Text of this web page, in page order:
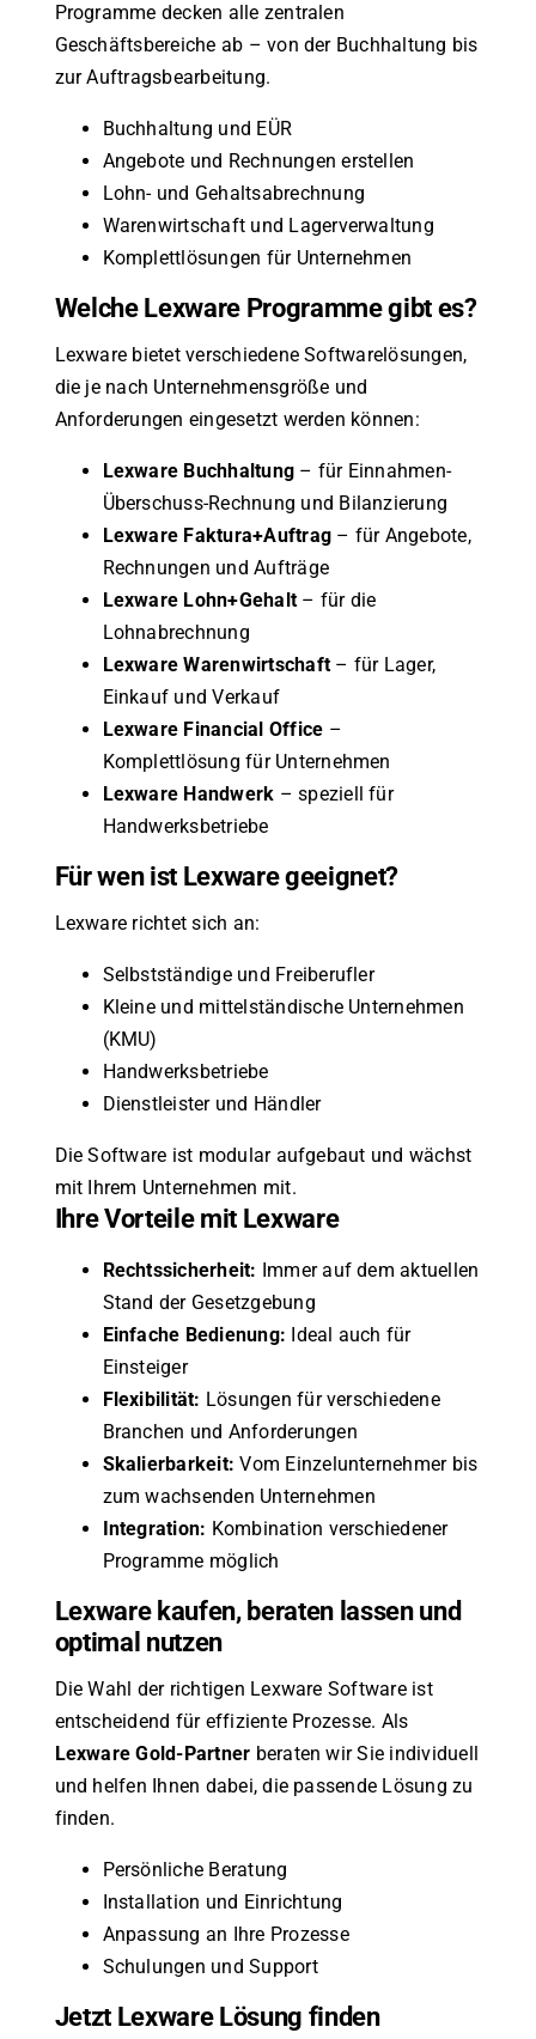
Programme decken alle zentralen
Geschäftsbereiche ab – von der Buchhaltung bis
zur Auftragsbearbeitung.
Buchhaltung und EÜR
Angebote und Rechnungen erstellen
Lohn- und Gehaltsabrechnung
Warenwirtschaft und Lagerverwaltung
Komplettlösungen für Unternehmen
Welche Lexware Programme gibt es?
Lexware bietet verschiedene Softwarelösungen,
die je nach Unternehmensgröße und
Anforderungen eingesetzt werden können:
Lexware Buchhaltung – für Einnahmen-
Überschuss-Rechnung und Bilanzierung
Lexware Faktura+Auftrag – für Angebote,
Rechnungen und Aufträge
Lexware Lohn+Gehalt – für die
Lohnabrechnung
Lexware Warenwirtschaft – für Lager,
Einkauf und Verkauf
Lexware Financial Office –
Komplettlösung für Unternehmen
Lexware Handwerk – speziell für
Handwerksbetriebe
Für wen ist Lexware geeignet?
Lexware richtet sich an:
Selbstständige und Freiberufler
Kleine und mittelständische Unternehmen
(KMU)
Handwerksbetriebe
Dienstleister und Händler
Die Software ist modular aufgebaut und wächst
mit Ihrem Unternehmen mit.
Ihre Vorteile mit Lexware
Rechtssicherheit: Immer auf dem aktuellen
Stand der Gesetzgebung
Einfache Bedienung: Ideal auch für
Einsteiger
Flexibilität: Lösungen für verschiedene
Branchen und Anforderungen
Skalierbarkeit: Vom Einzelunternehmer bis
zum wachsenden Unternehmen
Integration: Kombination verschiedener
Programme möglich
Lexware kaufen, beraten lassen und
optimal nutzen
Die Wahl der richtigen Lexware Software ist
entscheidend für effiziente Prozesse. Als
Lexware Gold-Partner beraten wir Sie individuell
und helfen Ihnen dabei, die passende Lösung zu
finden.
Persönliche Beratung
Installation und Einrichtung
Anpassung an Ihre Prozesse
Schulungen und Support
Jetzt Lexware Lösung finden